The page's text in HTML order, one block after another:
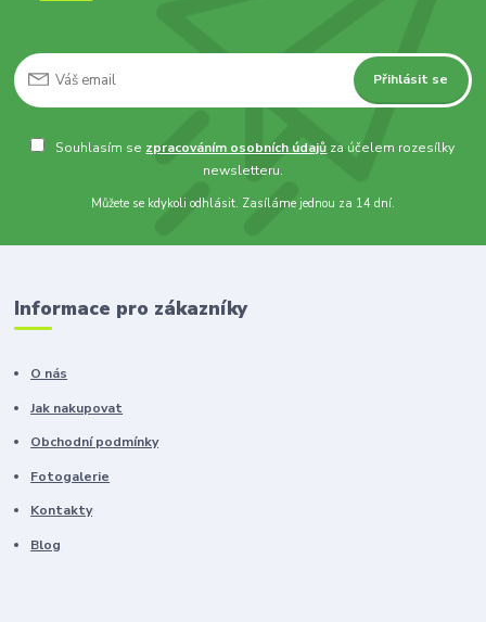
Přihlásit se
Souhlasím se zpracováním osobních údajů za účelem rozesílky
newsletteru.
Můžete se kdykoli odhlásit. Zasíláme jednou za 14 dní.
Informace pro zákazníky
O nás
Jak nakupovat
Obchodní podmínky
Fotogalerie
Kontakty
Blog